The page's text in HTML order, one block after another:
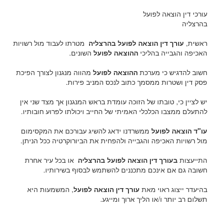
עורכי דין הוצאה לפועל
בהרצליה
ראשית, עורך דין הוצאה לפועל בהרצליה מטרתו לעבוד מול רשויות
האכיפה והגבייה בהליכיההוצאה לפועל השונים.
חשוב להדגיש כי מערכתההוצאה לפועל מהווה מנגנון לצורך הפיכת
פסק דין ושטרות ממסמך כתוב לנכס המניב פירות.
יש לציין כי, טובתו של הזוכה עומדת בראש המנגנון אך מצד שני אין
להתעלם ממצבו הכלכלי האמיתי של החייב ויכולתו לפרוע חובותיו.
עו"ד הוצאה לפועל ממשרדנו ידאג להשיג עבורכם את המקסימום
מול רשויות האכיפה והגבייה ולהפחית את הביורוקרטיה ככל הניתן.
התייעצותבעורך דין הוצאה לפועל בהרצליה או בכל עיר אחרת
חשובה גם אם אינכם מתכננים להשתמש לבסוף בשירותיו.
בהיעדר ייצוג ראוי מאת עורך דין הוצאה לפועל, המשמעות היא
תשלום רב יותר ו/או הליך ארוך ומייגע.